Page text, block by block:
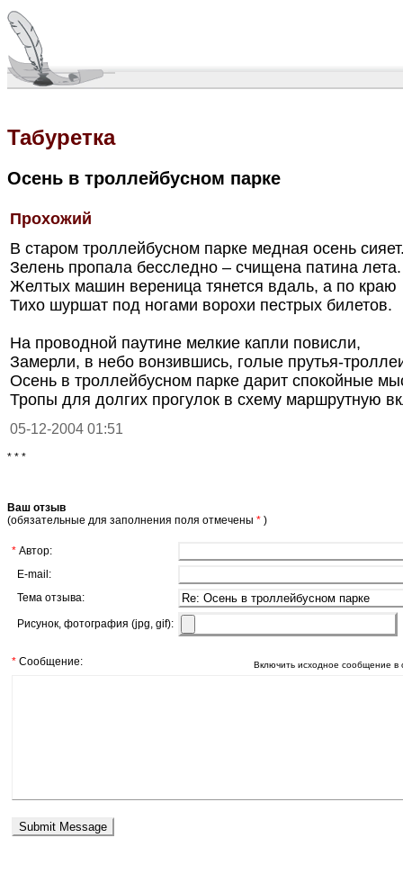
Табуретка
Осень в троллейбусном парке
Прохожий
В старом троллейбусном парке медная осень
Зелень пропала бесследно – счищена патина лета.
Желтых машин вереница тянется вдаль, а по краю
Тихо шуршат под ногами ворохи пестрых билетов.
На проводной паутине мелкие капли повисли,
Замерли, в небо вонзившись, голые прутья-
Осень в троллейбусном парке дарит спокойные
Тропы для долгих прогулок в схему маршрутную
05-12-2004 01:51
* * *
Ваш отзыв
(обязательные для заполнения поля отмечены * )
* Автор:
E-mail:
Тема отзыва:
Рисунок, фотография (jpg, gif):
* Сообщение: Включить исходное сообщение в